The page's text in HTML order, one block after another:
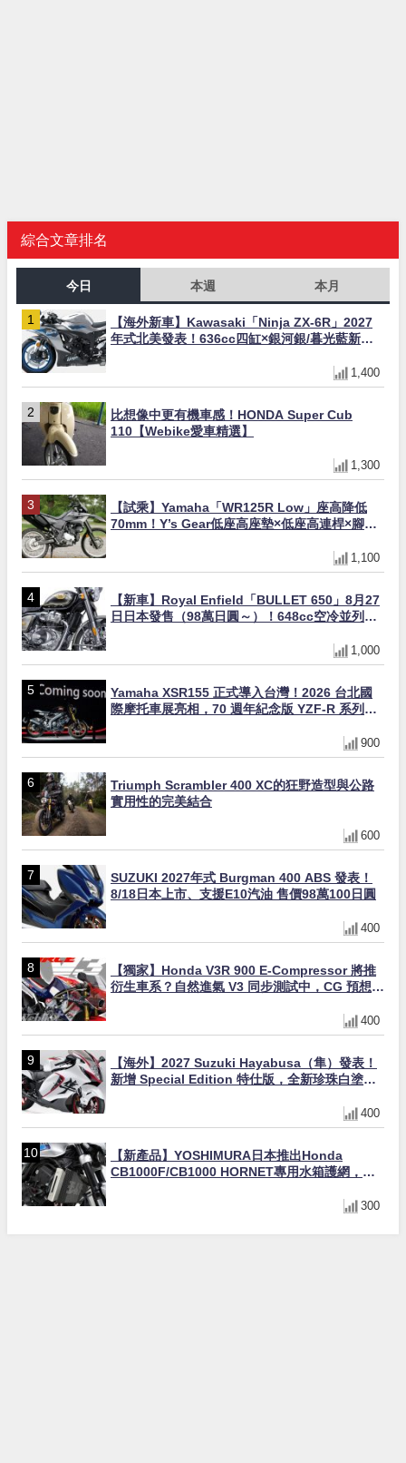
綜合文章排名
今日 本週 本月
【海外新車】Kawasaki「Ninja ZX-6R」2027
年式北美發表！636cc四缸×銀河銀/暮光藍新色
1,400
比想像中更有機車感！HONDA Super Cub
110【Webike愛車精選】
1,300
【試乘】Yamaha「WR125R Low」座高降低
70mm！Y’s Gear低座高座墊×低座高連桿×腳踏
1,100
【新車】Royal Enfield「BULLET 650」8月27
日日本發售（98萬日圓～）！648cc空冷並列雙
1,000
Yamaha XSR155 正式導入台灣！2026 台北國
際摩托車展亮相，70 週年紀念版 YZF-R 系列限
900
Triumph Scrambler 400 XC的狂野造型與公路
實用性的完美結合
600
SUZUKI 2027年式 Burgman 400 ABS 發表！
8/18日本上市、支援E10汽油 售價98萬100日圓
400
【獨家】Honda V3R 900 E-Compressor 將推
衍生車系？自然進氣 V3 同步測試中，CG 預想曝
400
【海外】2027 Suzuki Hayabusa（隼）發表！
新增 Special Edition 特仕版，全新珍珠白塗裝
400
【新產品】YOSHIMURA日本推出Honda
CB1000F/CB1000 HORNET專用水箱護網，六
300